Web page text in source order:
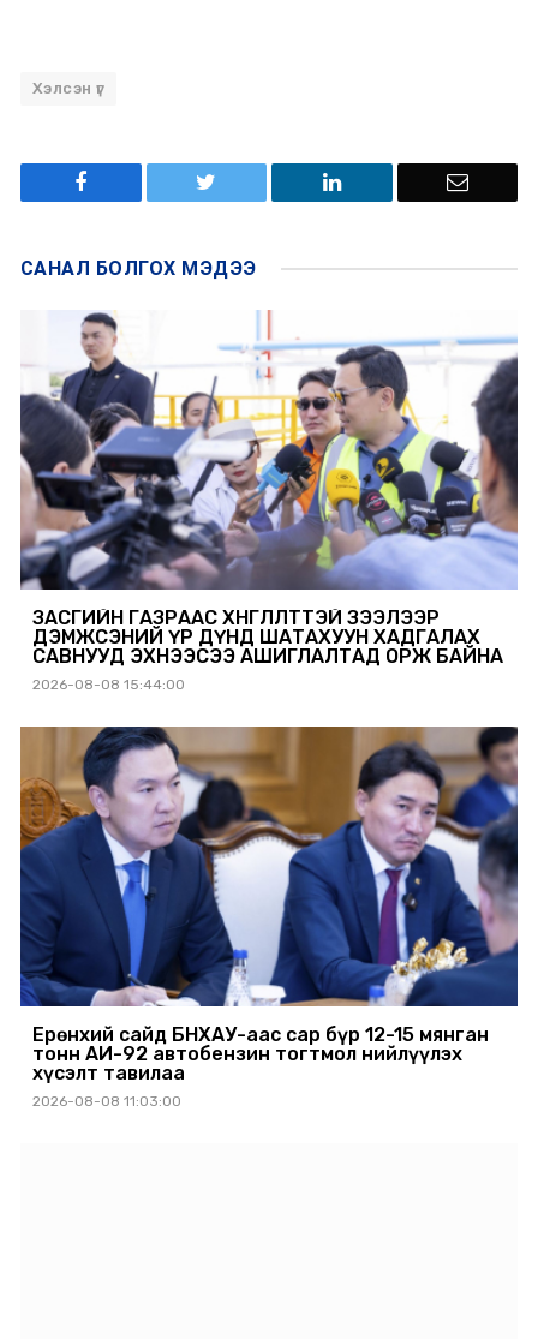
Хэлсэн үг
САНАЛ БОЛГОХ МЭДЭЭ
ЗАСГИЙН ГАЗРААС ХӨНГӨЛӨЛТТЭЙ ЗЭЭЛЭЭР
ДЭМЖСЭНИЙ ҮР ДҮНД ШАТАХУУН ХАДГАЛАХ
САВНУУД ЭХНЭЭСЭЭ АШИГЛАЛТАД ОРЖ БАЙНА
2026-08-08 15:44:00
Ерөнхий сайд БНХАУ-аас сар бүр 12-15 мянган
тонн АИ-92 автобензин тогтмол нийлүүлэх
хүсэлт тавилаа
2026-08-08 11:03:00